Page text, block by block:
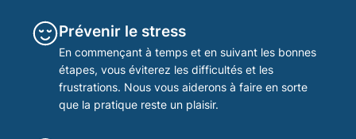
Prévenir le stress
En commençant à temps et en suivant les bonnes
étapes, vous éviterez les difficultés et les
frustrations. Nous vous aiderons à faire en sorte
que la pratique reste un plaisir.